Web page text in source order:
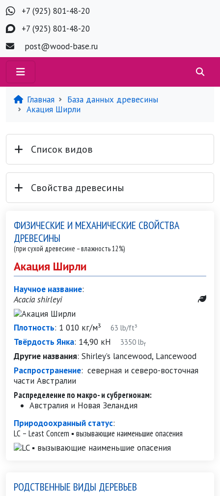
+7 (925) 801-48-20
+7 (925) 801-48-20
post@wood-base.ru
Главная
База данных древесины
Акация Ширли
Список видов
Свойства древесины
ФИЗИЧЕСКИЕ И МЕХАНИЧЕСКИЕ СВОЙСТВА
ДРЕВЕСИНЫ
(при сухой древесине – влажность 12%)
Акация Ширли
Научное название:
Acacia shirleyi
Плотность: 1 010 кг/м³ 63 lb/ft³
Твёрдость Янка: 14,90 кН 3350 lbf
Другие названия: Shirley’s lancewood, Lancewood
Распространение: северная и северо-восточная
части Австралии
Распределение по макро- и субрегионам:
Австралия и Новая Зеландия
Природоохранный статус:
LC – Least Concern ▪ вызывающие наименьшие опасения
РОДСТВЕННЫЕ ВИДЫ ДЕРЕВЬЕВ